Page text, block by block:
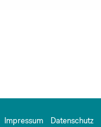
Impressum Datenschutz